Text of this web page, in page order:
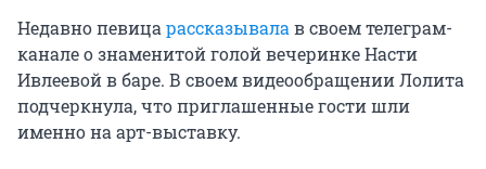
Недавно певицарассказывалав своем телеграм-
канале о знаменитой голой вечеринке Насти
Ивлеевой в баре. В своем видеообращении Лолита
подчеркнула, что приглашенные гости шли
именно на арт-выставку.